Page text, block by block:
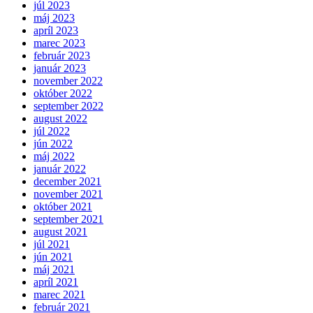
júl 2023
máj 2023
apríl 2023
marec 2023
február 2023
január 2023
november 2022
október 2022
september 2022
august 2022
júl 2022
jún 2022
máj 2022
január 2022
december 2021
november 2021
október 2021
september 2021
august 2021
júl 2021
jún 2021
máj 2021
apríl 2021
marec 2021
február 2021